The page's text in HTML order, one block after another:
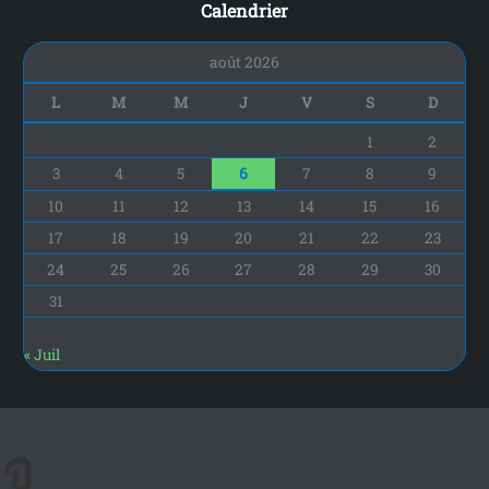
Calendrier
août 2026
L M M J V S
D
1
2
3
4 5 6 7 8
9
10
11 12 13 14 15
16
17
18 19 20 21 22
23
24
25 26 27 28 29
30
31
« Juil